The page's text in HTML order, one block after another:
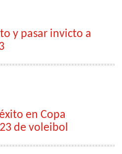
y pasar invicto a
en Copa
de voleibol